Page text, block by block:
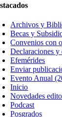
Archivos y
Becas y
Convenios con
Declaraciones
Efemérides
Enviar
Evento Anual
Inicio
Novedades
Podcast
Posgrados